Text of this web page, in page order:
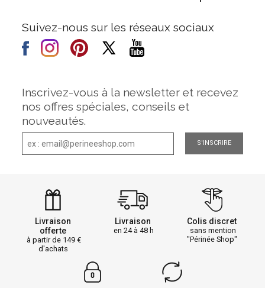
Suivez-nous sur les réseaux sociaux
Inscrivez-vous à la newsletter et recevez
nos offres spéciales, conseils et
nouveautés.
S'INSCRIRE
Livraison
offerte
à partir de 149
d'achats
Livraison
en 24 à 48 h
Colis discret
sans mention
"Périnée Shop"